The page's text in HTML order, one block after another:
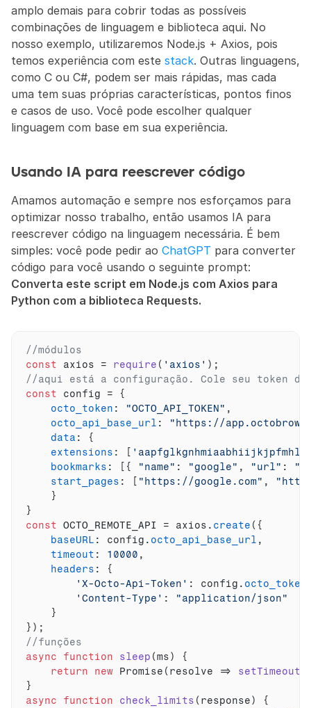
amplo demais para cobrir todas as possíveis
combinações de linguagem e biblioteca aqui. No
nosso exemplo, utilizaremos Node.js + Axios, pois
temos experiência com este stack. Outras linguagens,
como C ou C#, podem ser mais rápidas, mas cada
uma tem suas próprias características, pontos finos
e casos de uso. Você pode escolher qualquer
linguagem com base em sua experiência.
Usando IA para reescrever código
Amamos automação e sempre nos esforçamos para
optimizar nosso trabalho, então usamos IA para
reescrever código na linguagem necessária. É bem
simples: você pode pedir ao ChatGPT para converter
Converta este script em Node.js com Axios para
Python com a biblioteca Requests.
//módulos
const
axios = require ( 'axios' ) ;
//aqui está a configuração. Cole seu token da
const
config =
{
octo_token : "OCTO_API_TOKEN" ,
octo_api_base_url :
"https://
data :
{
extensions : [
bookmarks : [ { "name" : "google" , "url" :
start_pages : [ "https://google.com" ,
}
}
const OCTO_REMOTE_API = axios . create ( {
baseURL : config . octo_api_base_url ,
timeout : 10000 ,
headers :
{
'X-Octo-Api-Token' : config . octo_token
'Content-Type' :
"application/json"
}
} ) ;
//funções
async
function sleep (ms)
{
return
new Promise ( resolve => setTimeout
}
async
function check_limits ( response)
{